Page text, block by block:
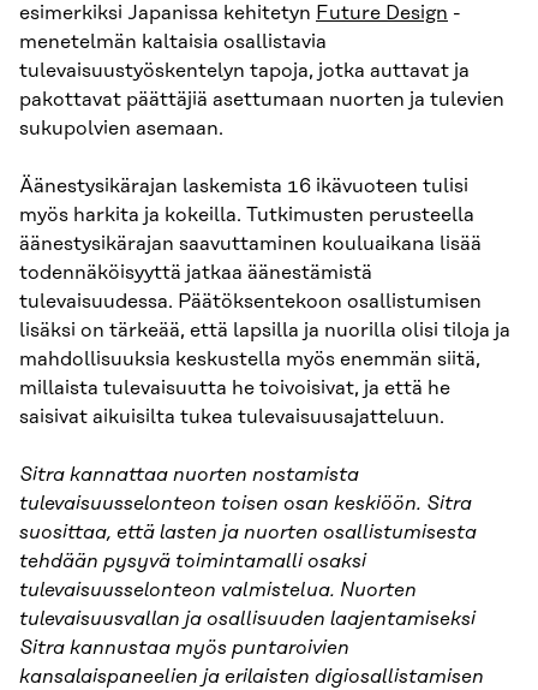
esimerkiksi Japanissa kehitetyn Future Design -
menetelmän kaltaisia osallistavia
tulevaisuustyöskentelyn tapoja, jotka auttavat ja
pakottavat päättäjiä asettumaan nuorten ja tulevien
sukupolvien asemaan.
Äänestysikärajan laskemista 16 ikävuoteen tulisi
myös harkita ja kokeilla. Tutkimusten perusteella
äänestysikärajan saavuttaminen kouluaikana lisää
todennäköisyyttä jatkaa äänestämistä
tulevaisuudessa. Päätöksentekoon osallistumisen
lisäksi on tärkeää, että lapsilla ja nuorilla olisi tiloja ja
mahdollisuuksia keskustella myös enemmän siitä,
millaista tulevaisuutta he toivoisivat, ja että he
saisivat aikuisilta tukea tulevaisuusajatteluun.
Sitra kannattaa nuorten nostamista
tulevaisuusselonteon toisen osan keskiöön. Sitra
suosittaa, että lasten ja nuorten osallistumisesta
tehdään pysyvä toimintamalli osaksi
tulevaisuusselonteon valmistelua. Nuorten
tulevaisuusvallan ja osallisuuden laajentamiseksi
Sitra kannustaa myös puntaroivien
kansalaispaneelien ja erilaisten digiosallistamisen